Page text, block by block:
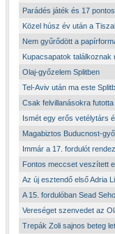
Parádés játék és 17
Közel húsz év után a
Nem gyűrődött a
Kupacsapatok találkoznak
Olaj-győzelem Splitben
Tel-Aviv után ma este
Csak felvillanásokra
Ismét egy erős vetélytárs
Magabiztos Buducnost-
Immár a 17. fordulót
Fontos meccset veszített
Az új esztendő első Adria
A 15. fordulóban Sead
Vereséget szenvedet az
Trepák Zoli sajnos beteg